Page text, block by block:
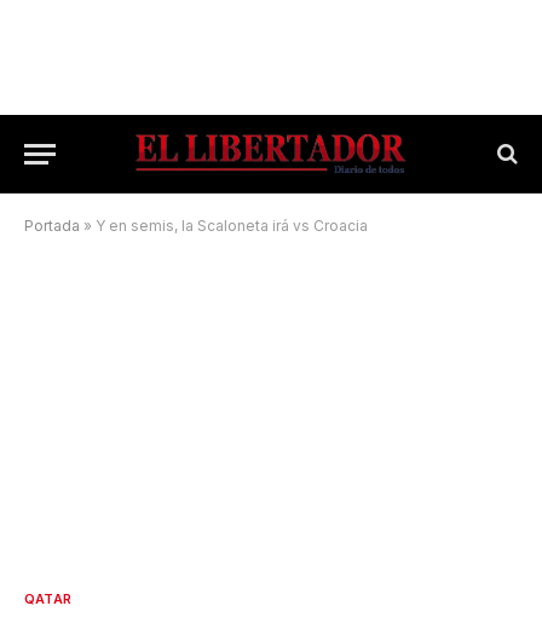
Portada » Y en semis, la Scaloneta irá vs Croacia
QATAR